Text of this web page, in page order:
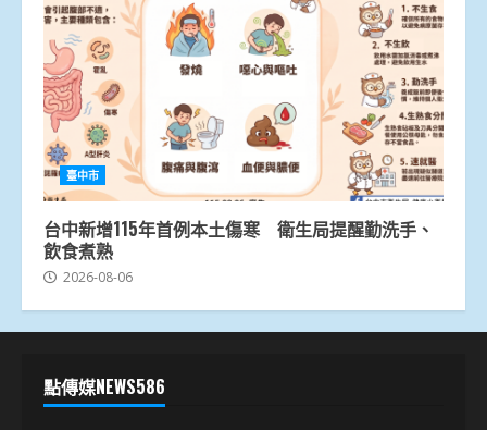
臺中市
台中新增115年首例本土傷寒 衛生局提醒勤洗手、
飲食煮熟
2026-08-06
點傳媒NEWS586